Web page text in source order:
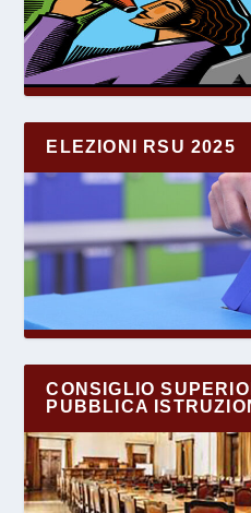
ELEZIONI RSU 2025
CONSIGLIO
PUBBLICA